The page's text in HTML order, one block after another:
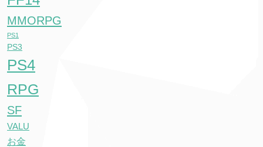
MMORPG
PS1
PS3
PS4
RPG
SF
VALU
お金